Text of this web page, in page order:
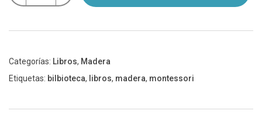
de
Categorías: Libros, Madera
Etiquetas: bilbioteca, libros, madera, montessori